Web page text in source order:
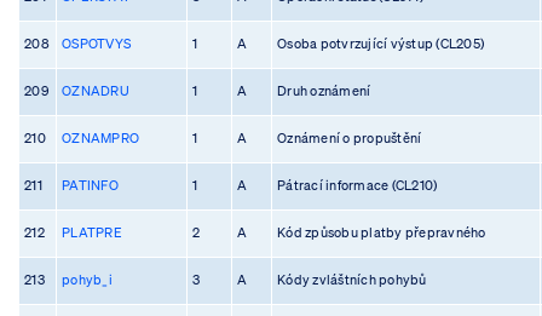
208 OSPOTVYS 1 A Osoba potvrzující výstup (CL205)
209 OZNADRU 1 A Druh oznámení
210 OZNAMPRO 1 A Oznámení o propuštění
211 PATINFO 1 A Pátrací informace (CL210)
212 PLATPRE 2 A Kód způsobu platby přepravného
213 pohyb_i 3 A Kódy zvláštních pohybů